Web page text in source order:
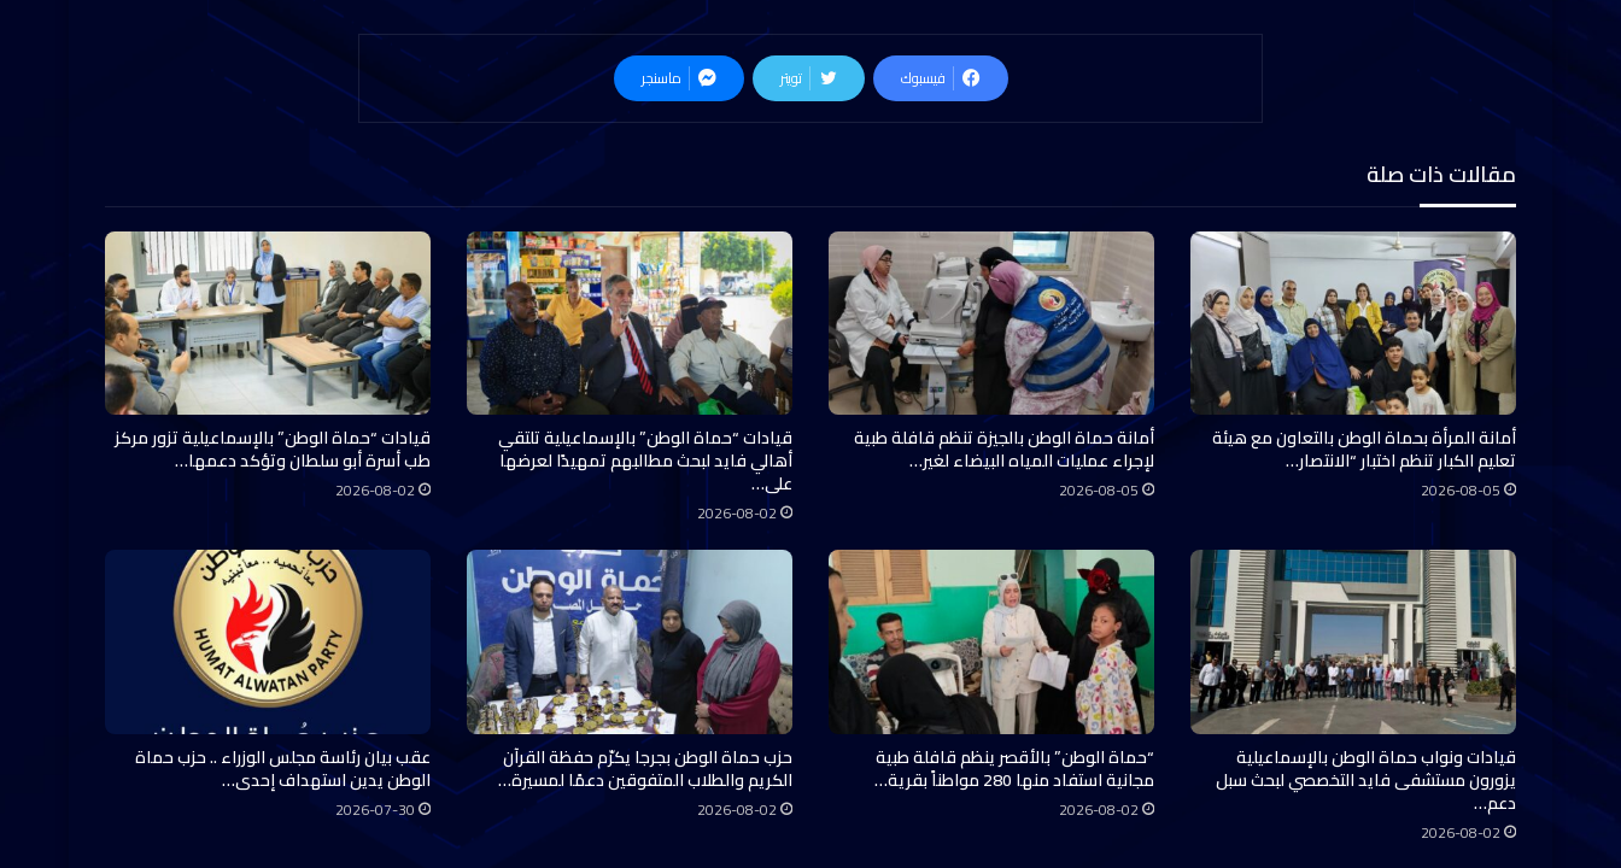
فيسبوك تويتر ماسنجر
مقالات ذات صلة
أمانة المرأة بحماة الوطن بالتعاون مع هيئة
تعليم الكبار تنظم اختبار “الانتصار…
2026-08-05
أمانة حماة الوطن بالجيزة تنظم قافلة طبية
لإجراء عمليات المياه البيضاء لغير…
2026-08-05
قيادات “حماة الوطن” بالإسماعيلية تلتقي
أهالي فايد لبحث مطالبهم تمهيدًا لعرضها
على…
2026-08-02
قيادات “حماة الوطن” بالإسماعيلية تزور مركز
طب أسرة أبو سلطان وتؤكد دعمها…
2026-08-02
قيادات ونواب حماة الوطن بالإسماعيلية
يزورون مستشفى فايد التخصصي لبحث سبل
دعم…
2026-08-02
“حماة الوطن” بالأقصر ينظم قافلة طبية
مجانية استفاد منها 280 مواطناً بقرية…
2026-08-02
حزب حماة الوطن بجرجا يكرّم حفظة القرآن
الكريم والطلاب المتفوقين دعمًا لمسيرة…
2026-08-02
عقب بيان رئاسة مجلس الوزراء .. حزب حماة
الوطن يدين استهداف إحدى…
2026-07-30